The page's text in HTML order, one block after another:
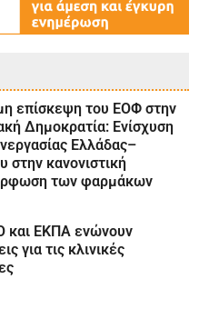
επίσκεψη του ΕΟΦ στην
Δημοκρατία: Ενίσχυση
Ελλάδας–
στην κανονιστική
των φαρμάκων
και ΕΚΠΑ ενώνουν
για τις κλινικές